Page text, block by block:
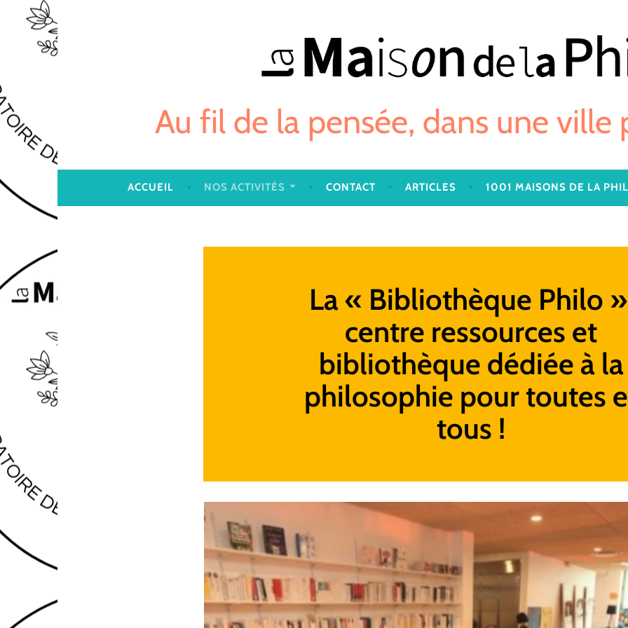
to
content
Au fil de la pensée, dans une ville
ACCUEIL NOS ACTIVITÉS CONTACT ARTICLES 1001 MAISONS DE LA
La « Bibliothèque Philo
centre ressources et
bibliothèque dédiée à la
philosophie pour toutes
tous !